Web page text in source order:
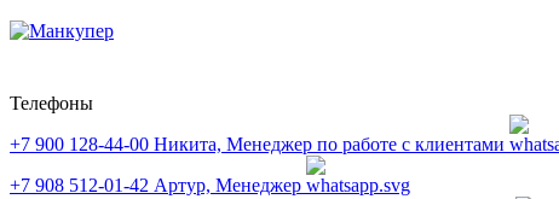
Телефоны
+7 900 128-44-00 Никита, Менеджер по работе с клиентами
+7 908 512-01-42 Артур, Менеджер